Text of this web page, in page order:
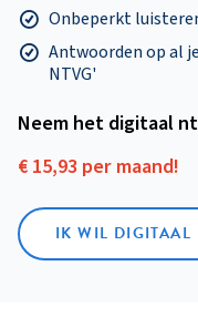
Onbeperkt
Antwoorden op al
NTVG'
Neem het digitaal
€ 15,93 per maand!
IK WIL DIGITAAL